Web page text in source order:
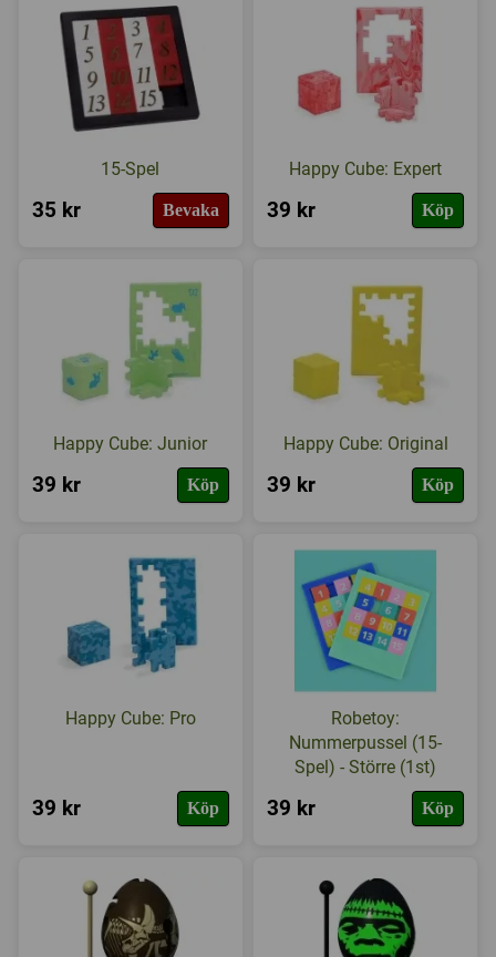
15-Spel
35 kr Bevaka
Happy Cube: Expert
39 kr Köp
Happy Cube: Junior
39 kr Köp
Happy Cube: Original
39 kr Köp
Happy Cube: Pro
39 kr Köp
Robetoy:
Nummerpussel (15-
Spel) - Större (1st)
39 kr Köp